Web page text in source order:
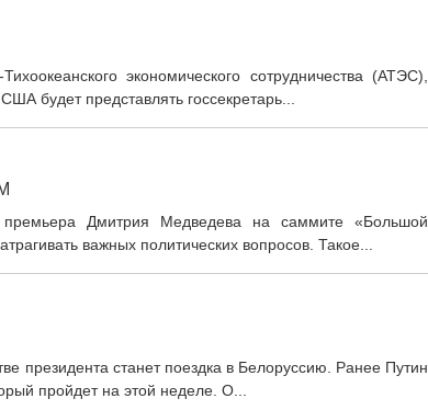
экономического сотрудничества (АТЭС),
будет представлять госсекретарь...
Дмитрия Медведева на саммите «Большой
важных политических вопросов. Такое...
президента станет поездка в Белоруссию. Ранее Путин
пройдет на этой неделе. О...